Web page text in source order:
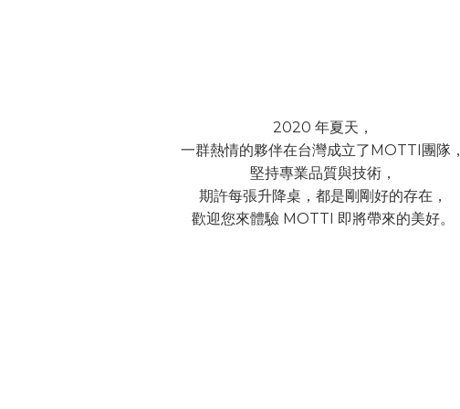
2020 年夏天，
一群熱情的夥伴在台灣成立了MOTTI團隊，
堅持專業品質與技術，
期許每張升降桌，都是剛剛好的存在，
歡迎您來體驗 MOTTI 即將帶來的美好。